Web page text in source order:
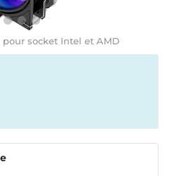
socket Intel et AMD